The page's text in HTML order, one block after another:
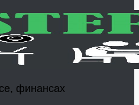
финансах